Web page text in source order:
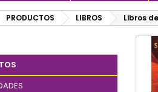
PRODUCTOS LIBROS Libros